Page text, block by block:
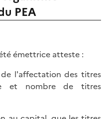
PEA
émettrice atteste :
l'affectation des titres
et nombre de titres